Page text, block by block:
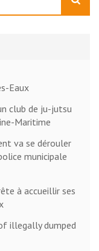
Eaux
club de ju-jutsu
Maritime
va se dérouler
municipale
à accueillir ses
illegally dumped